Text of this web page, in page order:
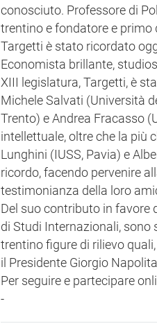
conosciuto. Professore di
trentino e fondatore e primo
Targetti è stato ricordato
Economista brillante,
XIII legislatura, Targetti, è
Michele Salvati (Università
Trento) e Andrea Fracasso
intellettuale, oltre che la più
Lunghini (IUSS, Pavia) e
ricordo, facendo pervenire
testimonianza della loro
Del suo contributo in favore
di Studi Internazionali,
trentino figure di rilievo
il Presidente Giorgio
Per seguire e partecipare
-